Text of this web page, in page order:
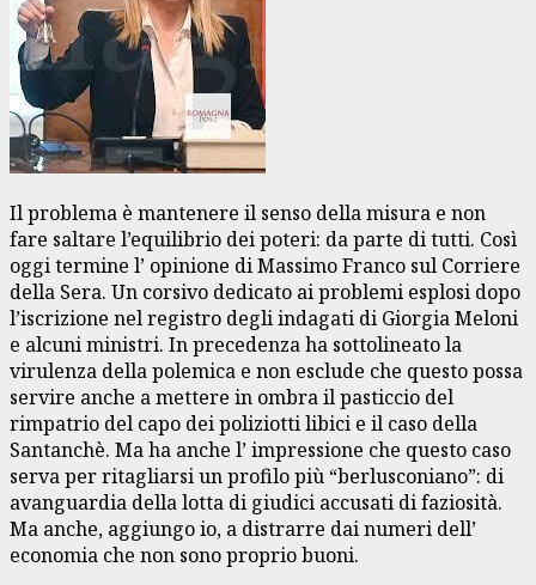
Il problema è mantenere il senso della misura e non
fare saltare l’equilibrio dei poteri: da parte di tutti. Così
oggi termine l’ opinione di Massimo Franco sul Corriere
della Sera. Un corsivo dedicato ai problemi esplosi dopo
l’iscrizione nel registro degli indagati di Giorgia Meloni
e alcuni ministri. In precedenza ha sottolineato la
virulenza della polemica e non esclude che questo possa
servire anche a mettere in ombra il pasticcio del
rimpatrio del capo dei poliziotti libici e il caso della
Santanchè. Ma ha anche l’ impressione che questo caso
serva per ritagliarsi un profilo più “berlusconiano”: di
avanguardia della lotta di giudici accusati di faziosità.
Ma anche, aggiungo io, a distrarre dai numeri dell’
economia che non sono proprio buoni.